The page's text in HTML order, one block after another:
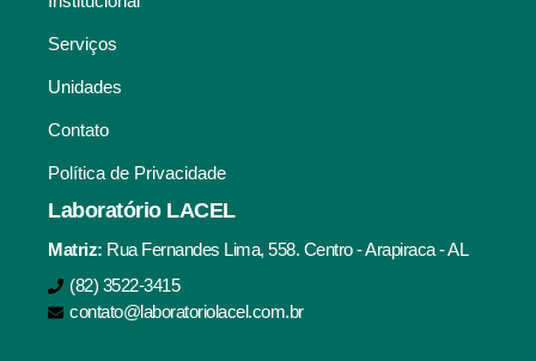
Serviços
Unidades
Contato
Política de Privacidade
Laboratório LACEL
Matriz: Rua Fernandes Lima, 558. Centro - Arapiraca - AL
(82) 3522-3415
contato@laboratoriolacel.com.br